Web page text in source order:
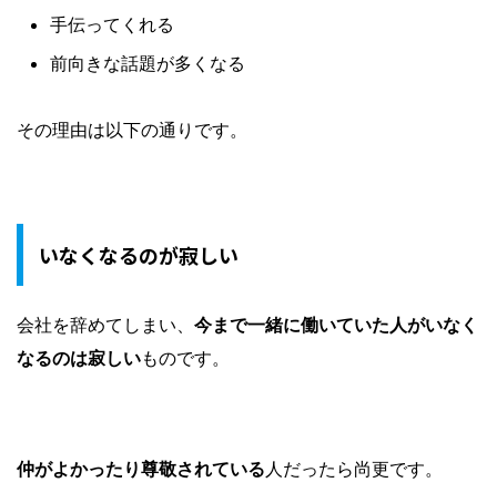
手伝ってくれる
前向きな話題が多くなる
その理由は以下の通りです。
いなくなるのが寂しい
会社を辞めてしまい、 今まで一緒に働いていた人がいなく
なるのは寂しいものです。
仲がよかったり尊敬されている人だったら尚更です。